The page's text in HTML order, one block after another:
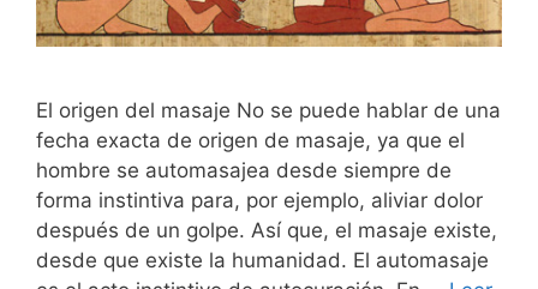
El origen del masaje No se puede hablar de una
fecha exacta de origen de masaje, ya que el
hombre se automasajea desde siempre de
forma instintiva para, por ejemplo, aliviar dolor
después de un golpe. Así que, el masaje existe,
desde que existe la humanidad. El automasaje